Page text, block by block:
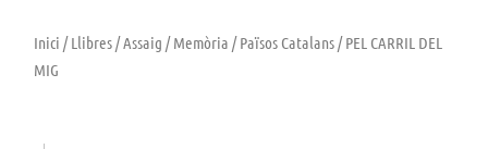
Inici /Llibres/Assaig /Memòria /Països Catalans/ PEL CARRIL DEL
MIG